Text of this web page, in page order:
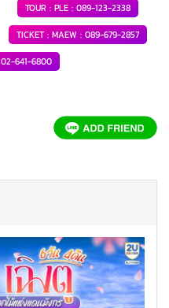
TOUR : PLE : 089-123-2338
TICKET : MAEW : 089-679-2857
02-641-6800